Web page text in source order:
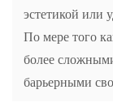
эстетикой или
По мере того
более
барьерными